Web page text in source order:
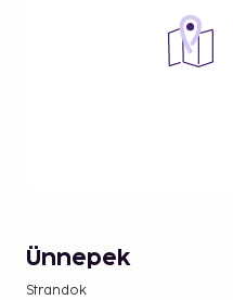
Ünnepek
Strandok